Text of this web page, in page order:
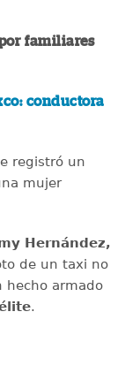
familiares
conductora
registró un
mujer
Hernández,
de un taxi no
hecho armado
.